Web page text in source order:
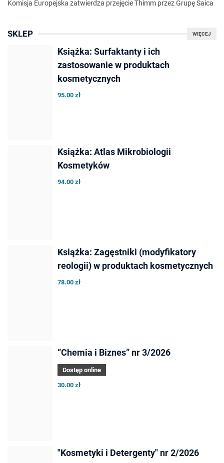
Komisja Europejska zatwierdza przejęcie Thimm przez Grupę Saica
WIĘCEJ
SKLEP
Książka: Surfaktanty i ich
zastosowanie w produktach
kosmetycznych
95.00 zł
Książka: Atlas Mikrobiologii
Kosmetyków
94.00 zł
Książka: Zagęstniki (modyfikatory
reologii) w produktach kosmetycznych
78.00 zł
“Chemia i Biznes” nr 3/2026
Dostęp online
30.00 zł
"Kosmetyki i Detergenty" nr 2/2026